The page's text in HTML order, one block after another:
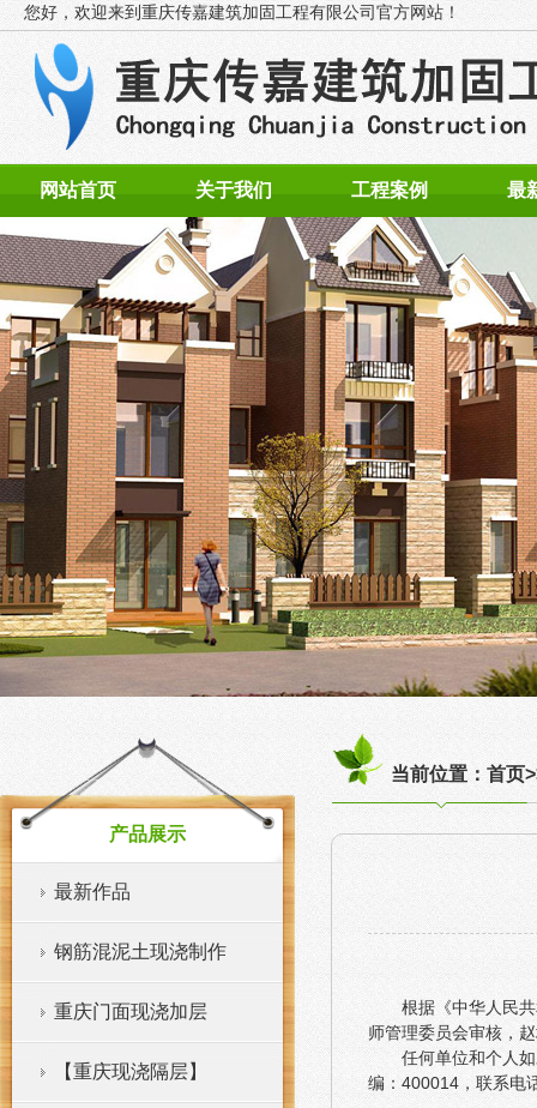
您好，欢迎来到重庆传嘉建筑加固工程有限公司官方网站！
网站首页 关于我们 工程案例 最
产品展示
最新作品
钢筋混泥土现浇制作
重庆门面现浇加层
【重庆现浇隔层】
当前位置：首页
根据《中华人民
师管理委员会审核，
任何单位和个人
编：400014，联系电